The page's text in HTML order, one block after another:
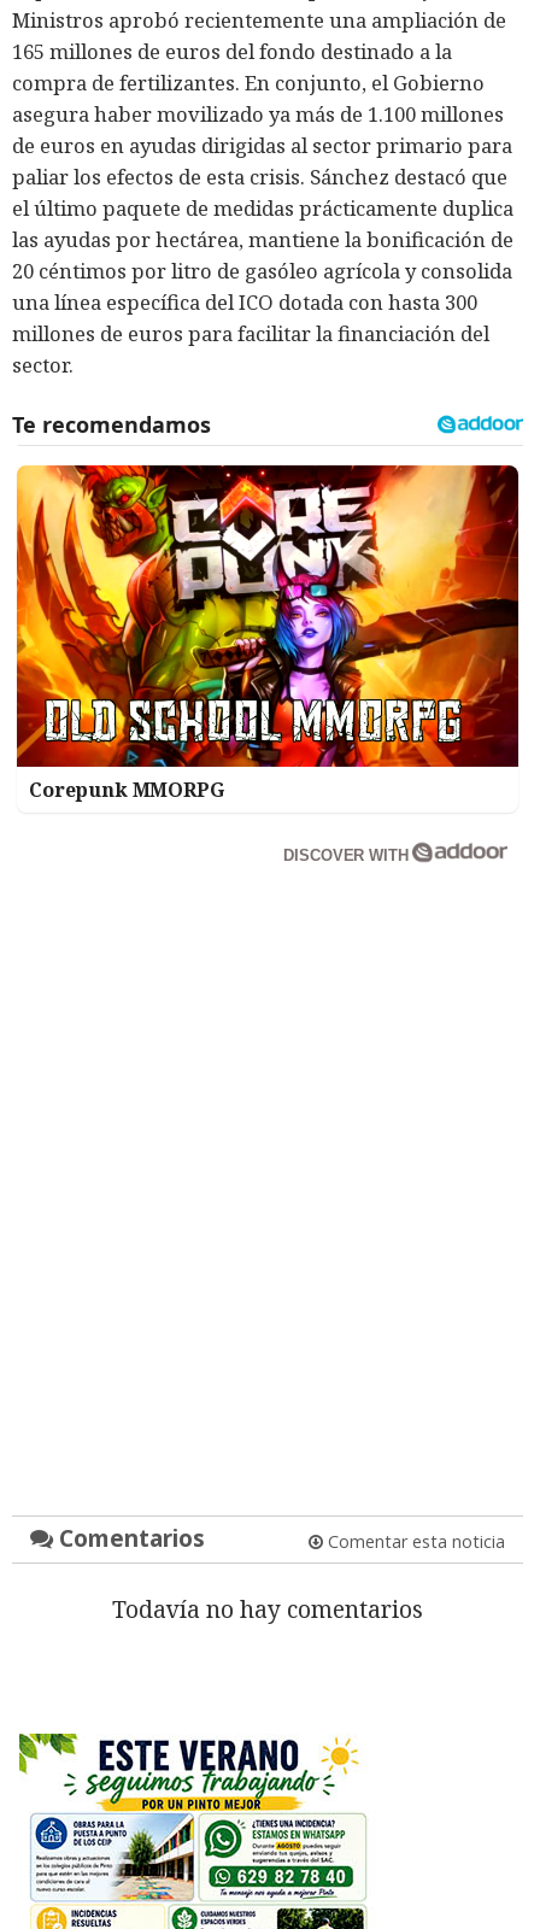
Ministros aprobó recientemente una ampliación de
165 millones de euros del fondo destinado a la
compra de fertilizantes. En conjunto, el Gobierno
asegura haber movilizado ya más de 1.100 millones
de euros en ayudas dirigidas al sector primario para
paliar los efectos de esta crisis. Sánchez destacó que
el último paquete de medidas prácticamente duplica
las ayudas por hectárea, mantiene la bonificación de
20 céntimos por litro de gasóleo agrícola y consolida
una línea específica del ICO dotada con hasta 300
millones de euros para facilitar la financiación del
sector.
Corepunk MMORPG
DISCOVER WITH
Comentarios Comentar esta noticia
Todavía no hay comentarios